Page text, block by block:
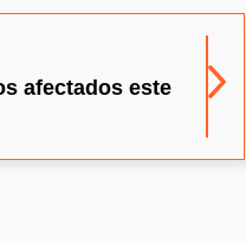
afectados este